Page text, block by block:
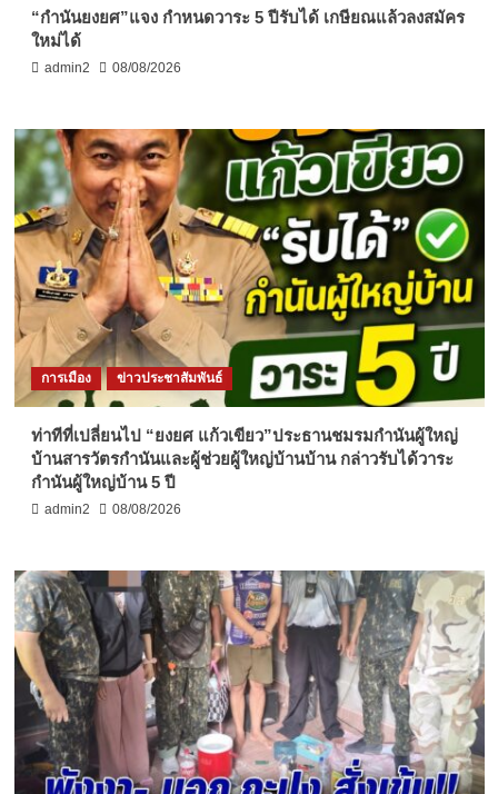
“กำนันยงยศ”แจง กำหนดวาระ 5 ปีรับได้ เกษียณแล้วลงสมัคร
ใหม่ได้
admin2 08/08/2026
การเมือง ข่าวประชาสัมพันธ์
ท่าทีที่เปลี่ยนไป “ยงยศ แก้วเขียว”ประธานชมรมกำนันผู้ใหญ่
บ้านสารวัตรกำนันและผู้ช่วยผู้ใหญ่บ้านบ้าน กล่าวรับได้วาระ
กำนันผู้ใหญ่บ้าน 5 ปี
admin2 08/08/2026